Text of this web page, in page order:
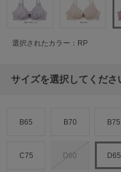
選択されたカラー：RP
サイズを選択してくださ
B65 B70 B75
C75 D60 D65